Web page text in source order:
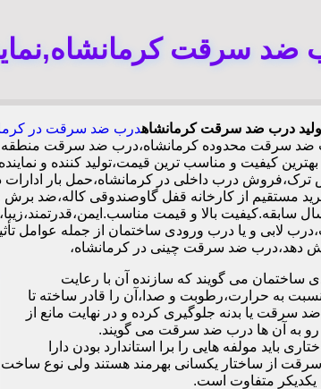
ضد سرقت
تولید درب ضد سرقت کرمانشاهدرب ضد سرقت در
ضد سرقت محدوده کرمانشاه،درب ضد سرقت
کیفیت و مناسب ترین قیمت،تولید کننده و
درب داخلی در کرمانشاه،حمل بار ادارات
2 ساله،نصب 2 ساعته.بیش از 9 سال سابقه.کیفیت بالا و قیمت
لابی و یا درب ورودی ساختمان از جمله عوامل
می گویند که سازنده آن با رعایت
به حرارت،رطوبت و صدا،آن را قادر ساخته تا
سرقت یا بدنه جلوگیری کرده و در نهایت مانع از
رو به آن ها درب ضد سرقت می گویند.
مولفه هایی را برا استاندارد بودن دارا
از ساختار یکسانی بهرمند هستند ولی نوع ساخت
متفاوت است.